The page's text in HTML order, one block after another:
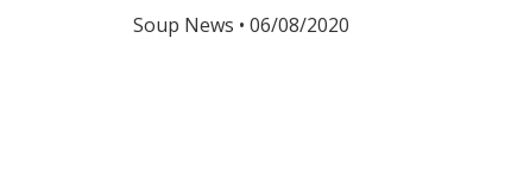
Soup News 06/08/2020